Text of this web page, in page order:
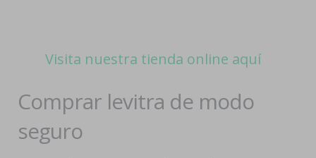
Visita nuestra tienda online aquí
Comprar levitra de modo
seguro